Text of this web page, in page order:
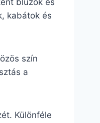
blúzok és
kabátok és
szín
a
Különféle